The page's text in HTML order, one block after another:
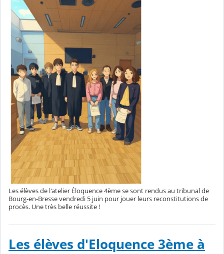
Les élèves de l'atelier Éloquence 4ème se sont rendus au tribunal de
Bourg-en-Bresse vendredi 5 juin pour jouer leurs reconstitutions de
procès. Une très belle réussite !
Les élèves d'Eloquence 3ème à